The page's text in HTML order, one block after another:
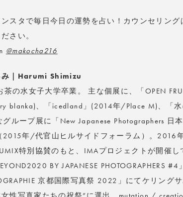
スタで毎日今日の運勢を占い！カウンセリング
さい。
@makocha216
み｜Harumi Shimizu
茶の水女子大学卒業。 主な個展に、「OPEN
blanka)、「icedland」(2014年/Place M)、「
ループ展に「New Japanese Photographers 日
2015年/代官山ヒルサイドフォーラム）。2016
特別協賛のもと、IMAプロジェクトが開催し
BY JAPANESE PHOTOGRAPHERS #4
京都国際写真祭 2022」にてケリング